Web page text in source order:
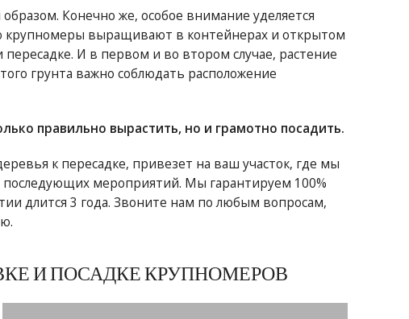
Конечно же, особое внимание уделяется
крупномеры выращивают в контейнерах и открытом
И в первом и во втором случае, растение
грунта важно соблюдать расположение
правильно вырастить, но и грамотно посадить.
к пересадке, привезет на ваш участок, где мы
мероприятий. Мы гарантируем 100%
длится 3 года. Звоните нам по любым вопросам,
И ПОСАДКЕ КРУПНОМЕРОВ